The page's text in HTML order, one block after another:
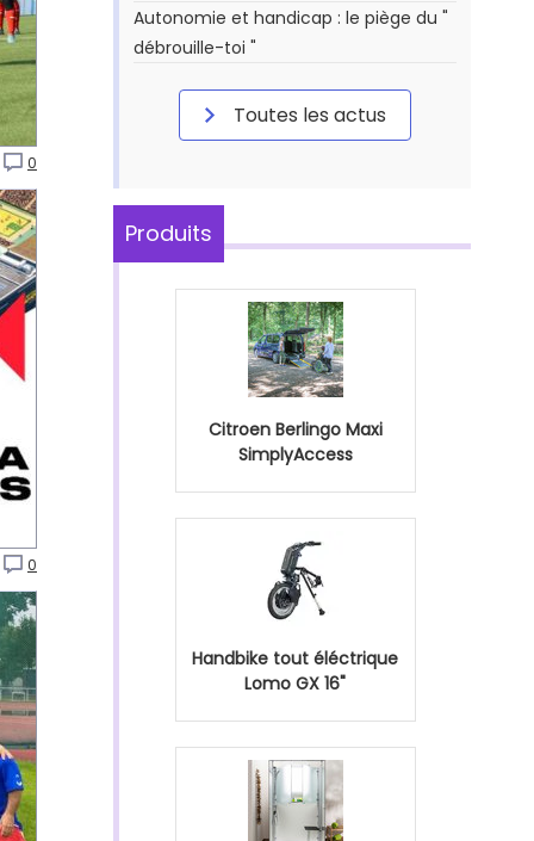
0
0
Autonomie et handicap : le piège du "
débrouille-toi "
Toutes les actus
Produits
Citroen Berlingo Maxi
SimplyAccess
Handbike tout éléctrique
Lomo GX 16"